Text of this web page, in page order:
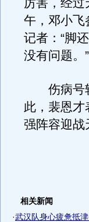
厉害，经
午，邓小飞
记者：“脚
没有问题。”
伤病号较
此，裴恩才
强阵容迎战
相关新闻
·武汉队身心疲惫抵